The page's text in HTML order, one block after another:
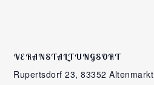
VERANSTALTUNGSORT
Rupertsdorf 23, 83352 Altenmarkt